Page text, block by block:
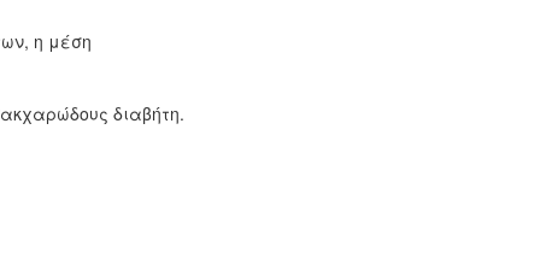
η μέση
διαβήτη.